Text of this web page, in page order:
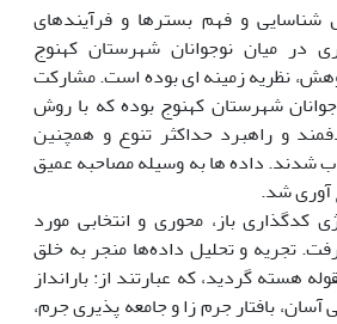
و فهم بسترها و فرآیندهای
در میان نوجوانان شهرستان کهنوج
نظریه زمینه ­ای بوده است. مشارکت
نفر از نوجوانان شهرستان کهنوج بوده که با روش
و راهبرد حداکثر تنوع و همچنین
شدند. داده ­ها به وسیله مصاحبه عمیق
­آوری شد.
کدگذاری باز، محوری و انتخابی مورد
تجریه و تحلیل داده‌ها منجر به خلق
هسته گردید، که عبارتند از: بارانداز
بافتار جرم زا و جامعه پذیری جرم،